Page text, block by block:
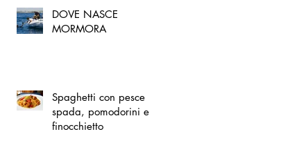
DOVE NASCE
MORMORA
Spaghetti con pesce
spada, pomodorini e
finocchietto